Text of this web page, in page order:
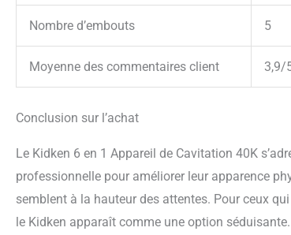
Nombre d’embouts 5
Moyenne des commentaires client 3,9/
Conclusion sur l’achat
Le Kidken 6 en 1 Appareil de Cavitation 40K
professionnelle pour améliorer leur apparence
semblent à la hauteur des attentes. Pour ceux
le Kidken apparaît comme une option